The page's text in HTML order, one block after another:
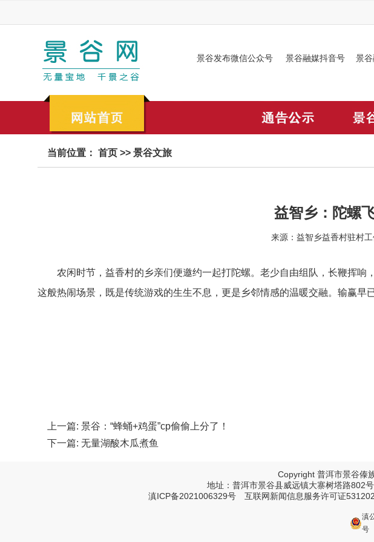
景谷发布微信公众号 景谷融媒抖音号 景
当前位置： 首页 >> 景谷文旅
益智乡：陀螺
来源：益智乡益香村驻村
农闲时节，益香村的乡亲们便邀约一起打陀螺。老少自由组队，长鞭挥响
这般热闹场景，既是传统游戏的生生不息，更是乡邻情感的温暖交融。输赢早
上一篇: 景谷：“蜂蛹+鸡蛋”cp偷偷上分了！
下一篇: 无量湖酸木瓜煮鱼
Copyright 普洱市景谷傣
地址：普洱市景谷县威远镇大寨树塔路
滇ICP备2021006329号 互联网新闻信息服务许可证
滇
号